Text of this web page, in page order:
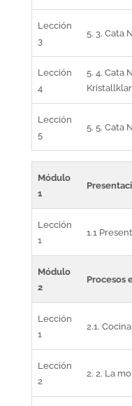
Lección
3
5. 3. Cata
Lección
4
5. 4. Cata
Kristallklar
Lección
5
5. 5. Cata
Módulo
1
Lección
1
1.1
Módulo
2
Procesos
Lección
1
2.1.
Lección
2
2. 2. La